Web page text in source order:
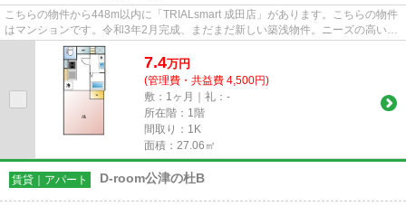
こちらの物件から448m以内に「TRIALsmart 成田店」があります。こちらの物件
はマンションです。令和3年2月完成、まだまだ新しい築浅物件。ニーズの高い成
田市内の物件です。こちらの物...
7.4万円
(管理費・共益費 4,500円)
敷：1ヶ月｜礼：-
所在階：1階
間取り：1K
面積：27.06㎡
賃貸｜アパート D-room公津の杜B